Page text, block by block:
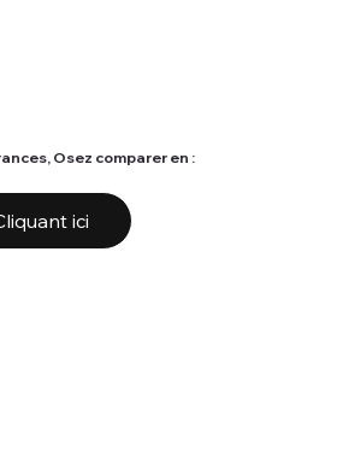
Osez comparer en :
ici